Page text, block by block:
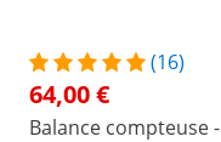
(16)
64,00 €
Balance compteuse -